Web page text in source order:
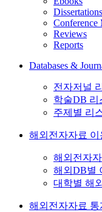
Dissertations
Conference
Reviews
Reports
Databases &
전자저널
학술DB 리
주제별 리
해외전자자료 이
해외전자
해외DB별
대학별 해
해외전자자료 통